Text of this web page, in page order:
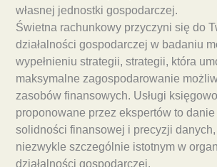
własnej jednostki gospodarczej.
Świetna rachunkowy przyczyni się do
działalności gospodarczej w badaniu
wypełnieniu strategii, strategii, która
maksymalne zagospodarowanie
zasobów finansowych. Usługi
proponowane przez ekspertów to
solidności finansowej i precyzji
niezwykle szczególnie istotnym w
działalności gospodarczej.